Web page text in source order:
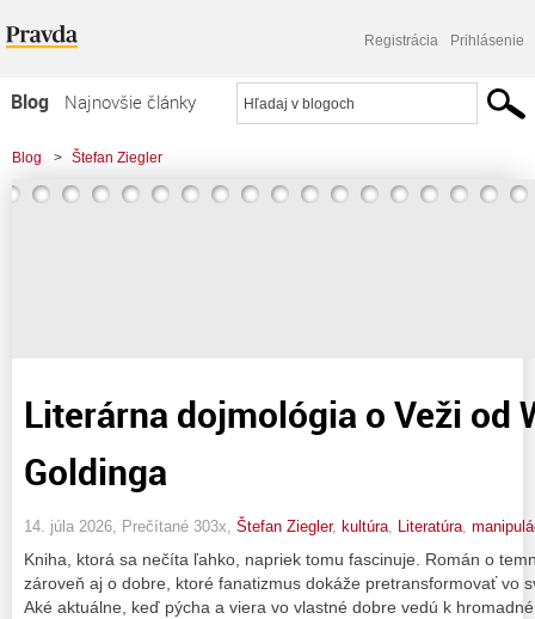
Registrácia Prihlásenie
Blog
Najnovšie články
Najčítanejšie články
Najkomentovanejšie články
Blog > Štefan Ziegler
Literárna dojmológia o Veži od
Goldinga
14. júla 2026, Prečítané 303x, Štefan Ziegler, kultúra Literatúra
Kniha, ktorá sa nečíta ľahko, napriek tomu fascinuje. Román o
zároveň aj o dobre, ktoré fanatizmus dokáže pretransformovať vo
Aké aktuálne, keď pýcha a viera vo vlastné dobre vedú k